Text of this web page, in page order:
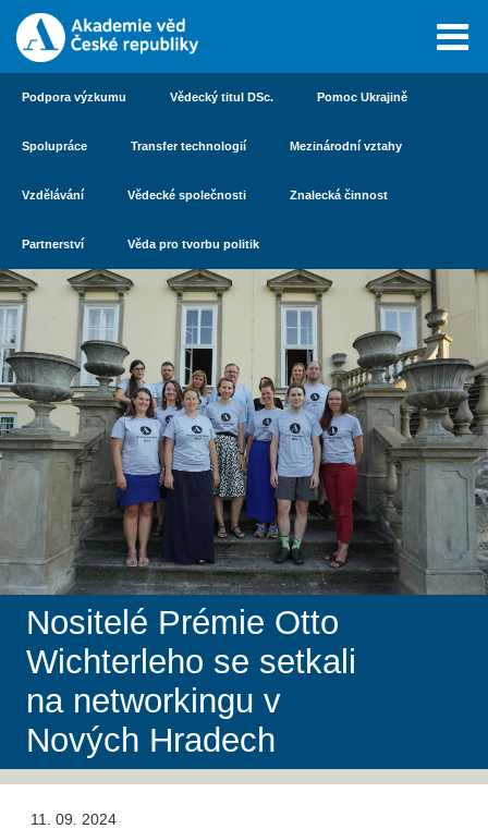
Podpora výzkumu Vědecký titul DSc. Pomoc Ukrajině
Spolupráce Transfer technologií Mezinárodní vztahy
Vzdělávání Vědecké společnosti Znalecká činnost
Partnerství Věda pro tvorbu politik
Nositelé Prémie Otto
Wichterleho se setkali
na networkingu v
Nových Hradech
11. 09. 2024